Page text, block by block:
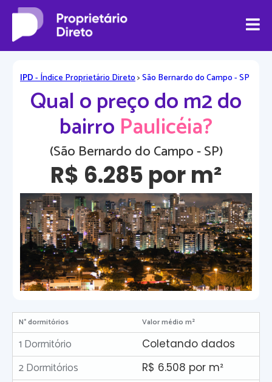
IPD- Índice Proprietário Direto>São Bernardo do Campo - SP
Qual o preço do m2 do
bairro Paulicéia?
(São Bernardo do Campo - SP)
R$ 6.285 por m²
N° dormitórios Valor médio m²
1 Dormitório Coletando dados
2 Dormitórios R$ 6.508 por m²